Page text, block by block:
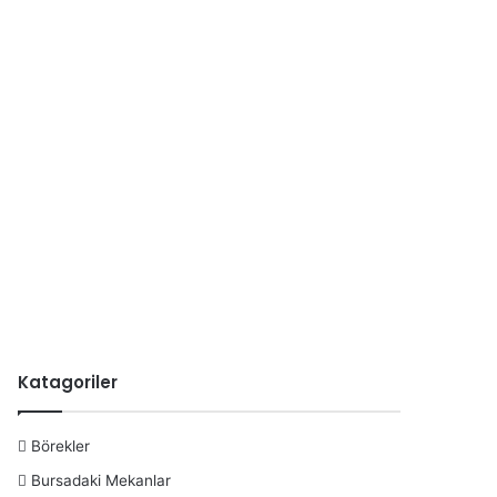
Katagoriler
Börekler
Bursadaki Mekanlar